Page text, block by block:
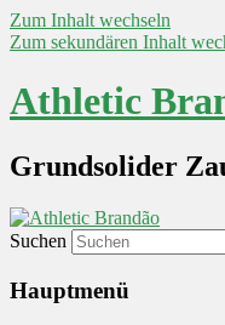
Zum Inhalt wechseln
Zum sekundären Inhalt
Athletic
Grundsolider
Suchen
Hauptmenü